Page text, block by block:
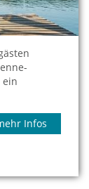
ein
Infos